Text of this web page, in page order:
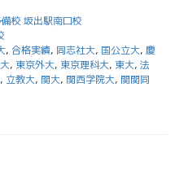
校 坂出駅南口校
, 合格実績, 同志社大, 国公立大, 慶
, 東京外大, 東京理科大, 東大, 法
, 立教大, 関大, 関西学院大, 関関同